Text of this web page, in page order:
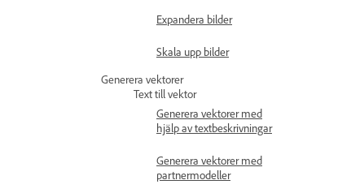
Expandera bilder
Skala upp bilder
Generera vektorer
Text till vektor
Generera vektorer med
hjälp av textbeskrivningar
Generera vektorer med
partnermodeller